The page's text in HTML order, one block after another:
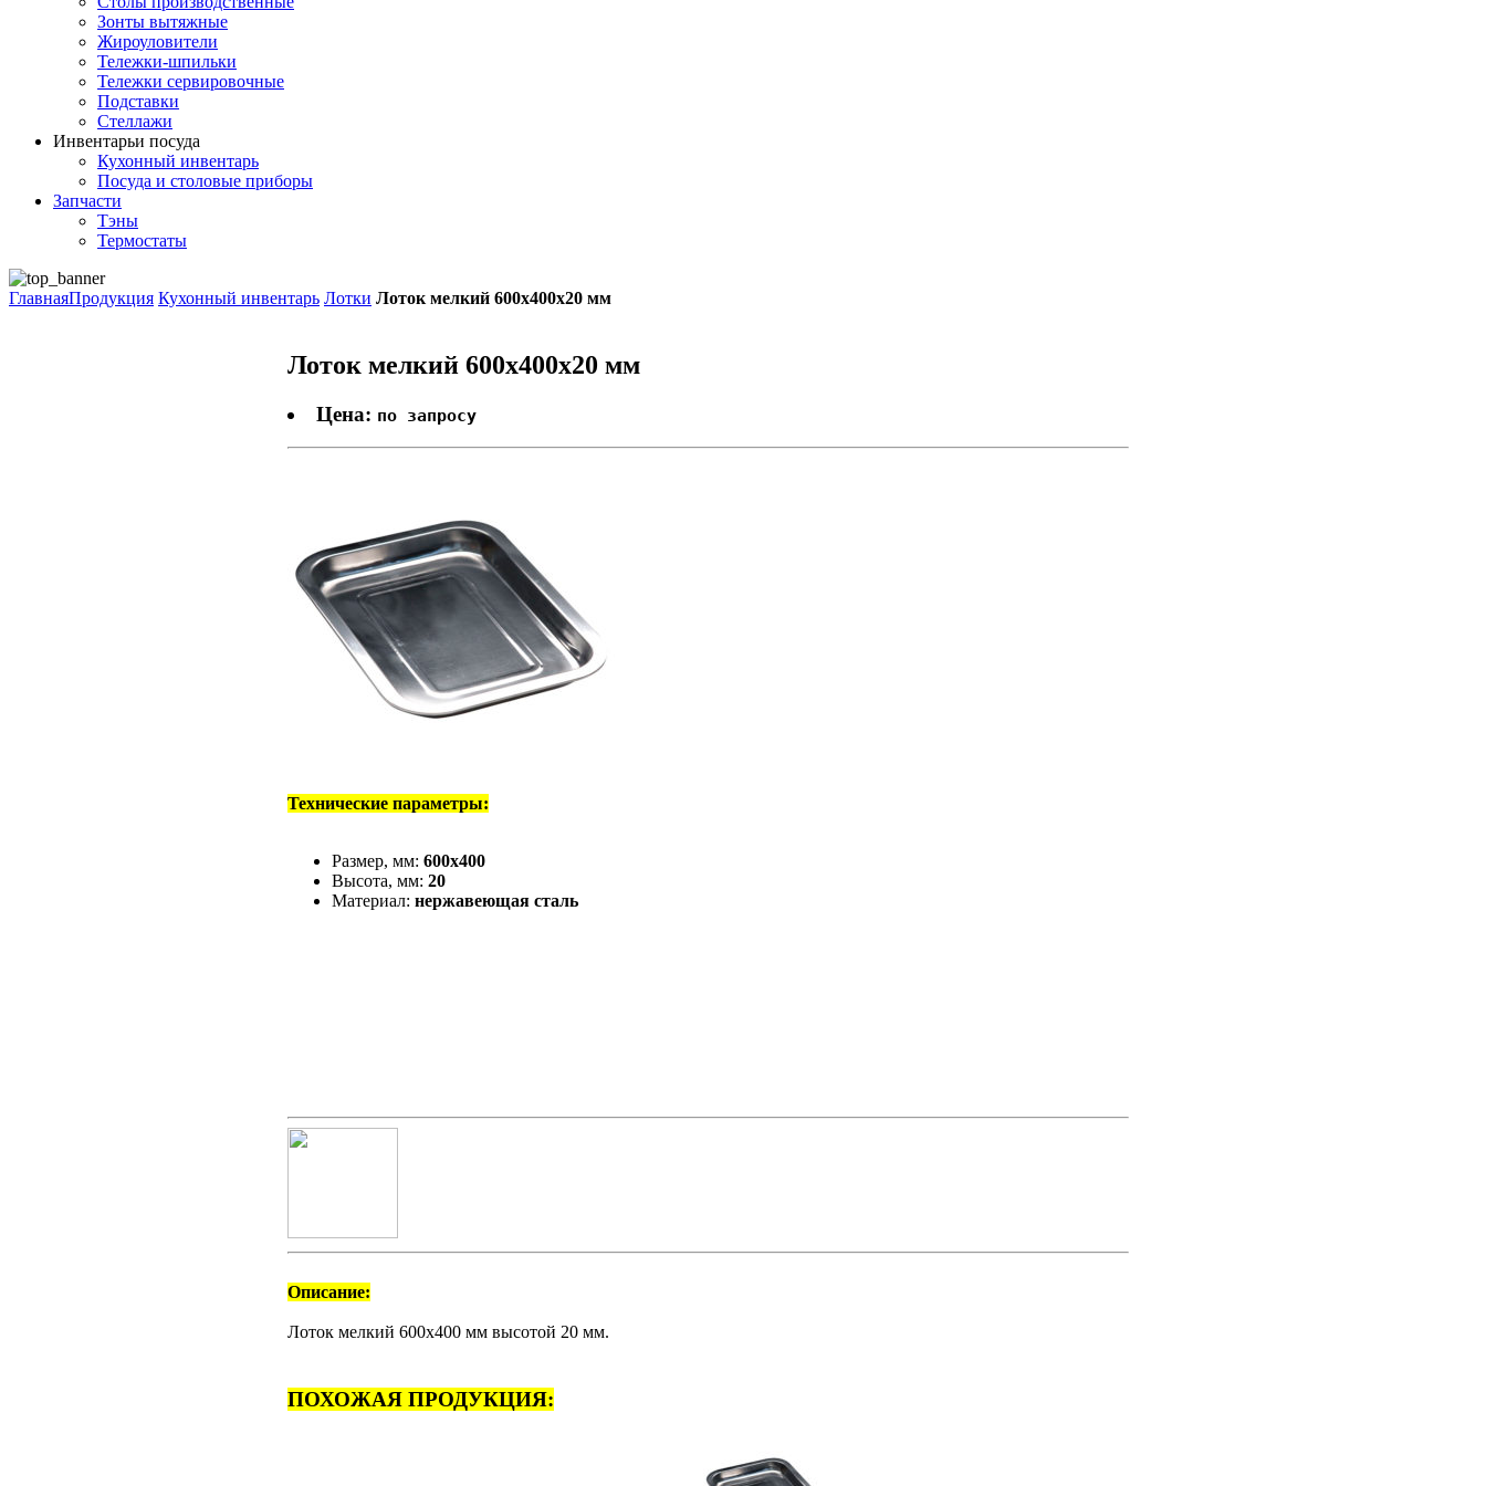
Зонты вытяжные
Жироуловители
Тележки-шпильки
Тележки сервировочные
Подставки
Стеллажи
Инвентарьи посуда
Кухонный инвентарь
Посуда и столовые приборы
Запчасти
Тэны
Термостаты
ГлавнаяПродукция Кухонный инвентарь Лотки Лоток мелкий 600х400х20 мм
Лоток мелкий 600х400х20 мм
Цена: по запросу
Технические параметры:
Размер, мм: 600х400
Высота, мм: 20
Материал: нержавеющая сталь
Описание:
Лоток мелкий 600х400 мм высотой 20 мм.
ПОХОЖАЯ ПРОДУКЦИЯ: